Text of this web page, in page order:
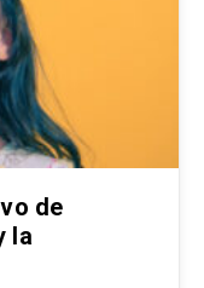
de
la